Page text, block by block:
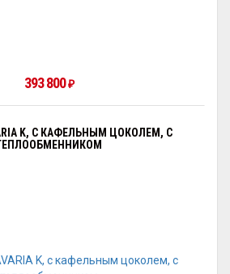
393 800₽
K, С КАФЕЛЬНЫМ ЦОКОЛЕМ, С